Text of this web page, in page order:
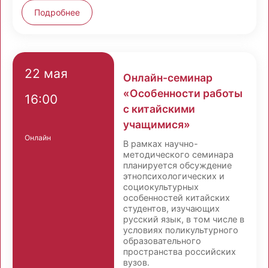
Подробнее
22 мая
16:00
Онлайн
Онлайн-семинар
«Особенности работы
с китайскими
учащимися»
В рамках научно-
методического семинара
планируется обсуждение
этнопсихологических и
социокультурных
особенностей китайских
студентов, изучающих
русский язык, в том числе в
условиях поликультурного
образовательного
пространства российских
вузов.